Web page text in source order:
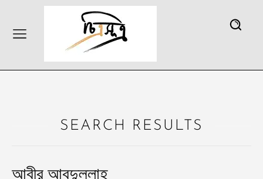
SEARCH RESULTS
আবীর আবদুল্লাহ